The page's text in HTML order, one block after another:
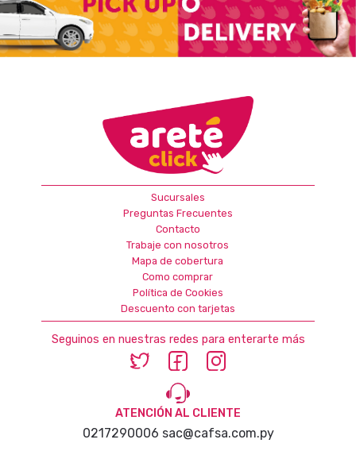
Sucursales
Preguntas Frecuentes
Contacto
Trabaje con nosotros
Mapa de cobertura
Como comprar
Política de Cookies
Descuento con tarjetas
Seguinos en nuestras redes para enterarte más
ATENCIÓN AL CLIENTE
0217290006 sac@cafsa.com.py